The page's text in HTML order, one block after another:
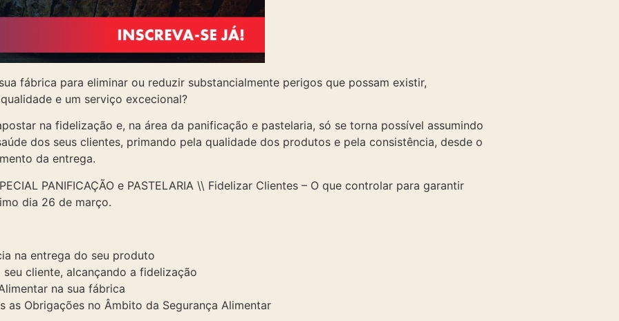
fábrica para eliminar ou reduzir substancialmente perigos que possam existir,
e um serviço excecional?
na fidelização e, na área da panificação e pastelaria, só se torna possível assumindo
dos seus clientes, primando pela qualidade dos produtos e pela consistência, desde o
da entrega.
PANIFICAÇÃO e PASTELARIA \\ Fidelizar Clientes – O que controlar para garantir
dia 26 de março.
na entrega do seu produto
cliente, alcançando a fidelização
na sua fábrica
as Obrigações no Âmbito da Segurança Alimentar